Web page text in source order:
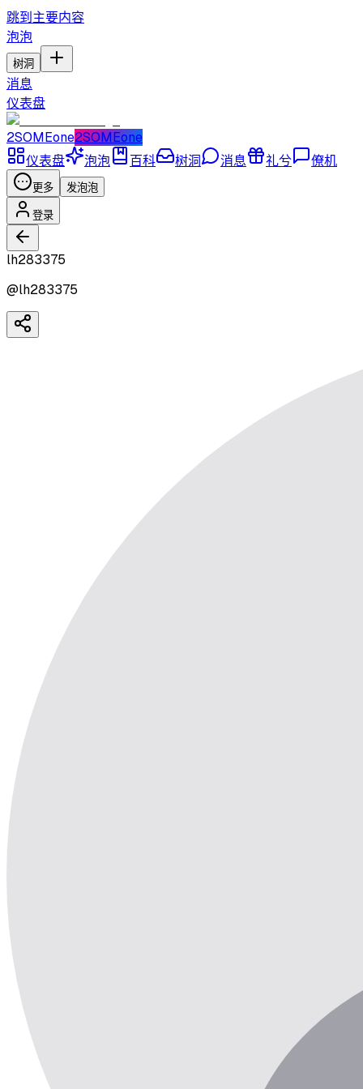
跳到主要内容
泡泡
树洞
消息
仪表盘
2SOMEone2SOMEone
仪表盘
泡泡 百科 树洞 消息 礼兮 僚机
更多 发泡泡
登录
lh283375
@lh283375